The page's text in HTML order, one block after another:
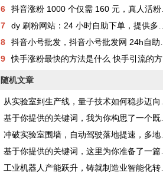
6
抖音涨粉 1000 个仅需 160 元，真人活粉助力账号价值提升
7
dy 刷粉网站：24 小时自助下单，提供多种 QQ 业务服务，助你成为网红
8
抖音小号批发，抖音小号批发网 24h自助发卡？
9
快手涨粉最快的方法是什么 快手引流的方法是什么
随机文章
从实验室到生产线，量子技术如何稳步迈向产业化新纪元
基于你提供的关键词，我为你构思了一个既体现新闻性又具有深度的标题，并完成了一篇完整的文章
冲破实验室围墙，自动驾驶落地提速，多地开放更多道路测试场景构建真实考场
基于你提供的关键词，这里为你准备了一篇深度分析文章
工业机器人产能跃升，铸就制造业智能化转型的钢铁脊梁